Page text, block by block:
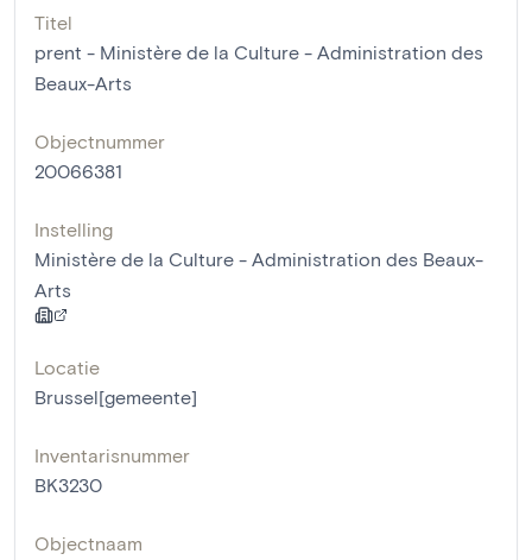
Titel
prent - Ministère de la Culture - Administration des
Beaux-Arts
Objectnummer
20066381
Instelling
Ministère de la Culture - Administration des Beaux-
Arts
Locatie
Brussel[gemeente]
Inventarisnummer
BK3230
Objectnaam